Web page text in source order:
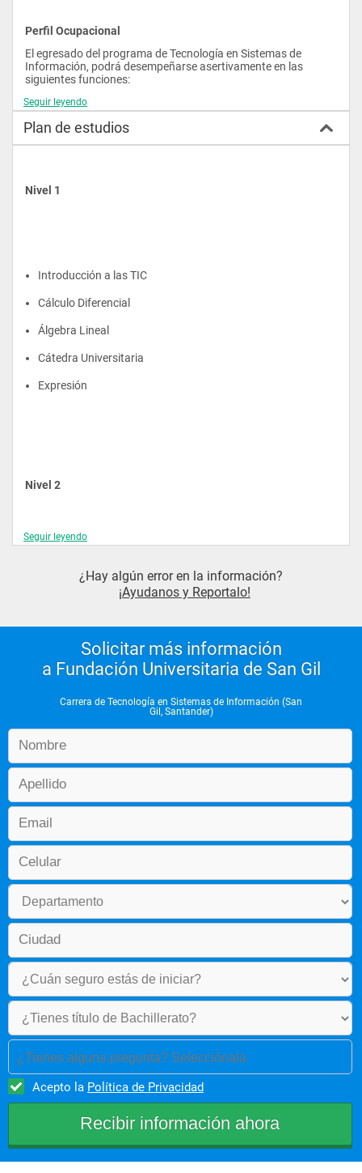
Perfil Ocupacional
El egresado del programa de Tecnología en Sistemas de
Información, podrá desempeñarse asertivamente en las
siguientes funciones:
Analista y programador de sistemas de información.
estructurados y no estructurados.
Analista de pruebas de aplicaciones de software.
Administrador de servidores bajo diferentes entornos
Seguir leyendo
Plan de estudios
Nivel 1
Introducción a las TIC
Cálculo Diferencial
Álgebra Lineal
Cátedra Universitaria
Expresión
Nivel 2
Programación Orientada a Objetos 1
Proyecto Integrador 1
Estructura de Datos
Matemáticas Discretas
Sistemas Operativos
Nivel 4
Proyecto Integrador 3
Infraestructura Tecnológica
Electiva Complementaria
Seguir leyendo
¿Hay algún error en la información?
¡Ayudanos y Reportalo!
Solicitar más información
a Fundación Universitaria de San Gil
Carrera de Tecnología en Sistemas de Información (San
Gil, Santander)
¿Tienes alguna pregunta? Selecciónala
Acepto la Política de Privacidad